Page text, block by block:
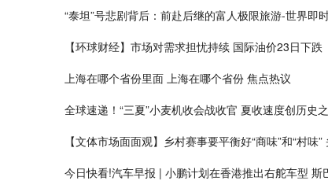
“泰坦”号悲剧背后：前赴后继的富人极限旅游-世界即
【环球财经】市场对需求担忧持续 国际油价23日下跌
上海在哪个省份里面 上海在哪个省份 焦点热议
全球速递！“三夏”小麦机收会战收官 夏收速度创历史
【文体市场面面观】乡村赛事要平衡好“商味”和“村味”
今日快看!汽车早报 | 小鹏计划在香港推出右舵车型